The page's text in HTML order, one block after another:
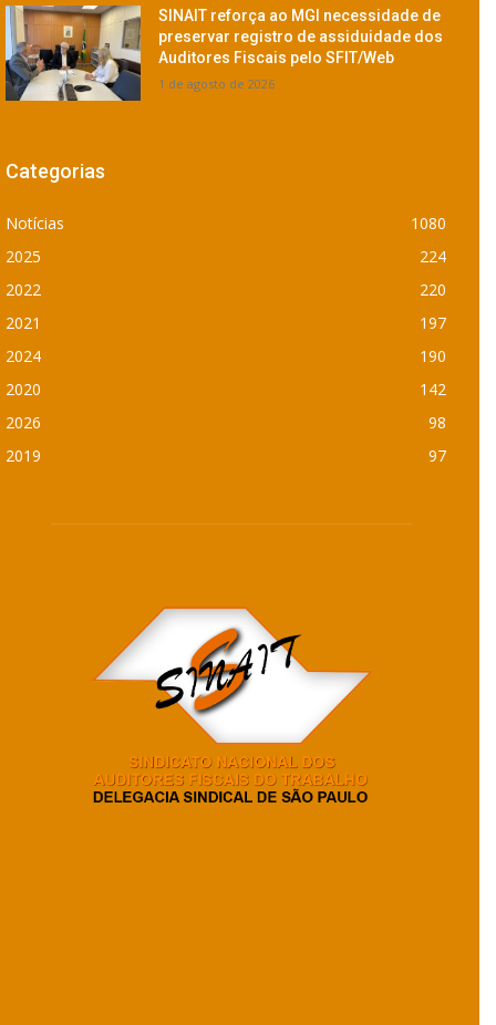
SINAIT reforça ao MGI necessidade de
preservar registro de assiduidade dos
Auditores Fiscais pelo SFIT/Web
1 de agosto de 2026
Categorias
Notícias
1080
2025
224
2022
220
2021
197
2024
190
2020
142
2026
98
2019
97